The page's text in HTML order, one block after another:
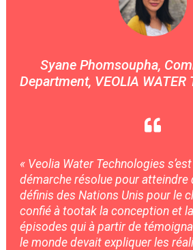
Syane Phomsoupha,
Department, VEOLIA WATER

« Veolia Water Technologies
démarche résolue pour
définis des Nations Unis pour le
confié à tootak la conception et
épisodes qui à partir de
le monde devait expliquer les